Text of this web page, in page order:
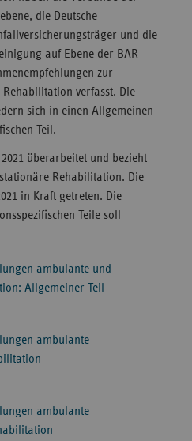
die Deutsche
und die
auf Ebene der BAR
zur
verfasst. Die
sich in einen Allgemeinen
Teil.
überarbeitet und bezieht
Rehabilitation. Die
in Kraft getreten. Die
Teile soll
ambulante und
Allgemeiner Teil
ambulante
ambulante